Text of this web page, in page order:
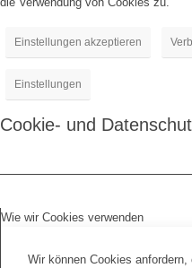
Einstellungen akzeptieren
Einstellungen
Cookie- und
Wie wir Cookies verwenden
Wir können Cookies